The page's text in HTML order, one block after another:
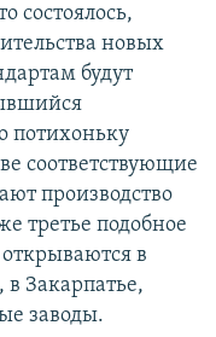
состоялось,
новых
будут
потихоньку
соответствующие
производство
третье подобное
в
Закарпатье,
заводы.